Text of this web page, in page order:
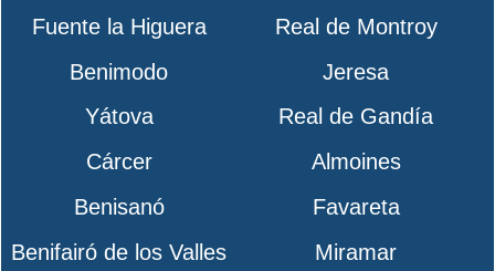
Fuente la Higuera
Real de Montroy
Benimodo
Jeresa
Yátova
Real de Gandía
Cárcer
Almoines
Benisanó
Favareta
Benifairó de los Valles
Miramar